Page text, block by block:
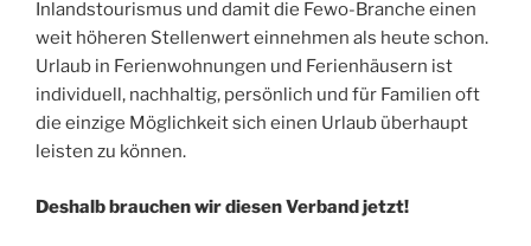
Inlandstourismus und damit die Fewo-Branche einen
weit höheren Stellenwert einnehmen als heute schon.
Urlaub in Ferienwohnungen und Ferienhäusern ist
individuell, nachhaltig, persönlich und für Familien oft
die einzige Möglichkeit sich einen Urlaub überhaupt
leisten zu können.
Deshalb brauchen wir diesen Verband jetzt!